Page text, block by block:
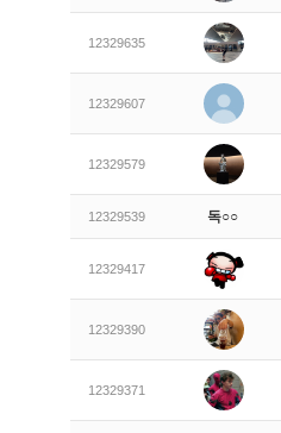
12329635
12329607
12329579
12329539 독○○
12329417
12329390
12329371